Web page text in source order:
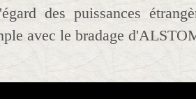
des puissances
avec le bradage